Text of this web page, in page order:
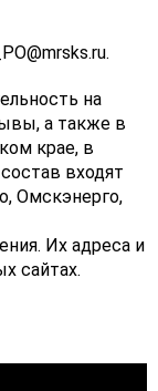
на
а также в
крае, в
входят
Омскэнерго,
Их адреса и
сайтах.